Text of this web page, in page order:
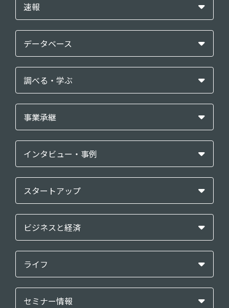
速報
データベース
調べる・学ぶ
事業承継
インタビュー・事例
スタートアップ
ビジネスと経済
ライフ
セミナー情報